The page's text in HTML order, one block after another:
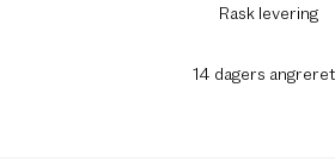
Rask levering
14 dagers